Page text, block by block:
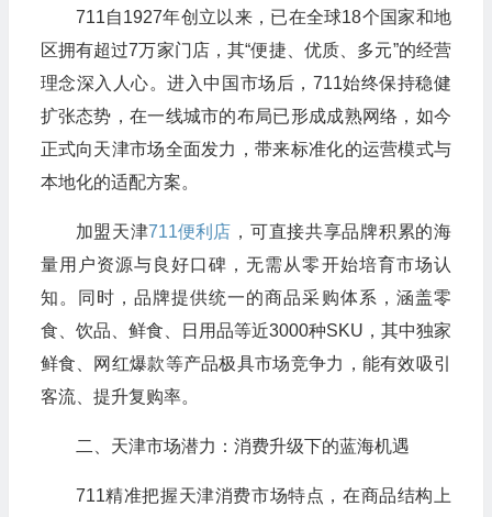
711自1927年创立以来，已在全球18个国家和地
区拥有超过7万家门店，其“便捷、优质、多元”的经营
理念深入人心。进入中国市场后，711始终保持稳健
扩张态势，在一线城市的布局已形成成熟网络，如今
正式向天津市场全面发力，带来标准化的运营模式与
本地化的适配方案。
加盟天津711便利店 ，可直接共享品牌积累的海
量用户资源与良好口碑，无需从零开始培育市场认
知。同时，品牌提供统一的商品采购体系，涵盖零
食、饮品、鲜食、日用品等近3000种SKU，其中独家
鲜食、网红爆款等产品极具市场竞争力，能有效吸引
客流、提升复购率。
二、天津市场潜力：消费升级下的蓝海机遇
711精准把握天津消费市场特点，在商品结构上